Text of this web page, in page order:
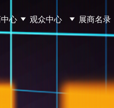
心 观众中心 展商名录